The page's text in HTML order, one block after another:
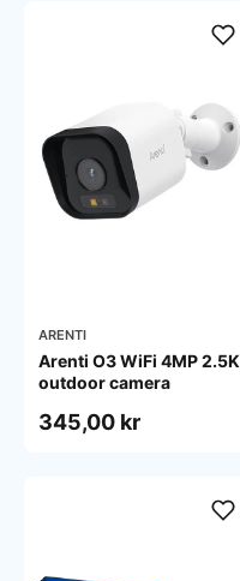
ARENTI
Arenti O3 WiFi 4MP 2.5K
outdoor camera
345,00 kr